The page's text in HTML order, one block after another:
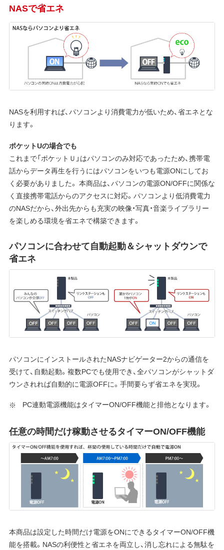
NASで省エネ
NASを利用すれば、パソコンより消費電力が低いため、省エネとな
ります。
ポケットUの場合でも
これまで「ポケットＵ」はパソコンのみ対応であったため、携帯電
話からデータ再生を行うにはパソコンをいつも電源ONにしてお
く必要がありました。 本商品は、パソコンの電源ON/OFFに関係な
く直接携帯電話からのアクセスに対応。パソコンより低消費電力
のNASだから、外出先からも充実の映像・写真・音楽ライブラリー
を楽しめる環境を省エネで構築できます。
パソコンに合わせて自動起動＆シャットダウンで
省エネ
パソコンにインストールされたNASナビゲーター2からの通信を
受けて、自動起動。複数PCでも使用でき、全パソコンがシャットダ
ウンされれば自動的に電源OFFに。手間要らず省エネを実現。
PC連動電源機能はタイマーON/OFF機能と排他となります。
任意の時間だけ稼動させるタイマーON/OFF機能
本商品は設定した時間だけ電源をONにできるタイマーON/OFF機
能を搭載。NASの利便性と省エネを両立し、消し忘れによる無駄を